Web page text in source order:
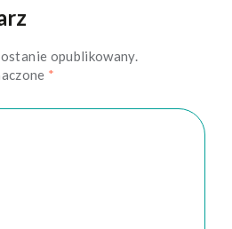
opublikowany.
*